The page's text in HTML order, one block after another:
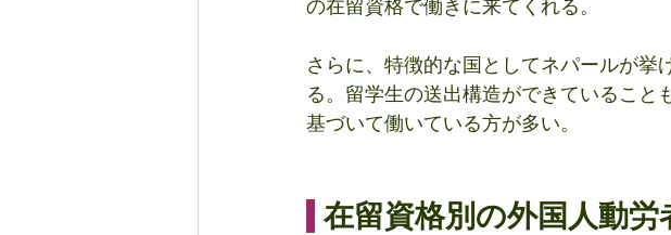
の在留資格で働きに来てくれる。
さらに、特徴的な国としてネパールが挙
る。留学生の送出構造ができていること
基づいて働いている方が多い。
在留資格別の外国人動労